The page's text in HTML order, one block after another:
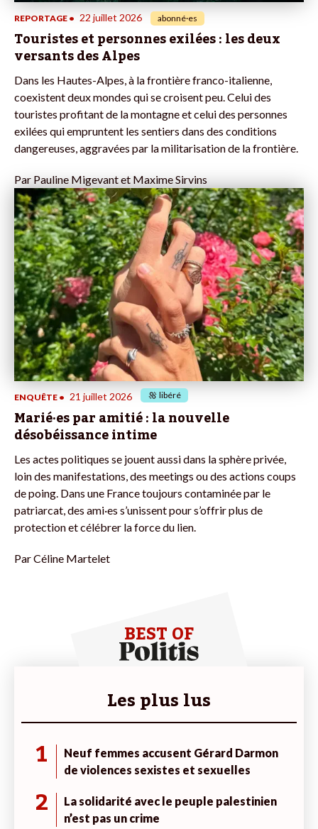
REPORTAGE • 22 juillet 2026 abonné·es
Touristes et personnes exilées : les deux
versants des Alpes
Dans les Hautes-Alpes, à la frontière franco-italienne,
coexistent deux mondes qui se croisent peu. Celui des
touristes profitant de la montagne et celui des personnes
exilées qui empruntent les sentiers dans des conditions
dangereuses, aggravées par la militarisation de la frontière.
Par Pauline Migevant et Maxime Sirvins
ENQUÊTE • 21 juillet 2026 libéré
Marié·es par amitié : la nouvelle
désobéissance intime
Les actes politiques se jouent aussi dans la sphère privée,
loin des manifestations, des meetings ou des actions coups
de poing. Dans une France toujours contaminée par le
patriarcat, des ami·es s’unissent pour s’offrir plus de
protection et célébrer la force du lien.
ParCéline Martelet
BEST OF
Les plus lus
1
Neuf femmes accusent Gérard Darmon
de violences sexistes et sexuelles
2
La solidarité avec le peuple palestinien
n’est pas un crime